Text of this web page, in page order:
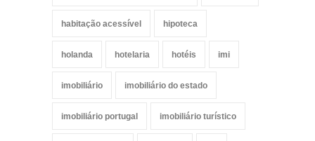
habitação acessível hipoteca
holanda hotelaria hotéis imi
imobiliário imobiliário do estado
imobiliário portugal imobiliário turístico